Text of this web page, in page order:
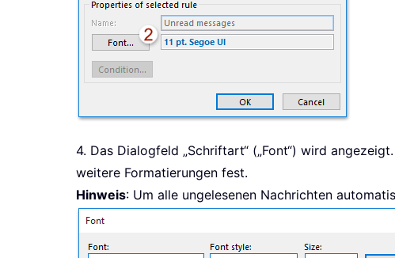
4. Das Dialogfeld „Schriftart“ („Font“) wird
weitere Formatierungen fest.
Hinweis: Um alle ungelesenen Nachrichten